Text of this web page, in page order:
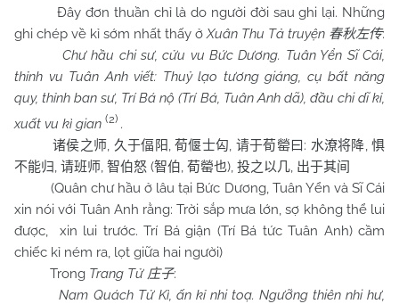
Đây đơn thuần chỉ là do người đời sau ghi lại. Những
ghi chép về kỉ sớm nhất thấy ởXuân Thu Tả truyện 春秋左传:
Chư hầu chi sư, cửu vu Bức Dương. Tuân Yển Sĩ Cái,
thỉnh vu Tuân Anh viết: Thuỷ lạo tương giáng, cụ bất năng
quy, thỉnh ban sư, Trí Bá nộ (Trí Bá, Tuân Anh dã), đầu chi dĩ kỉ,
xuất vu kì gian (2) .
诸侯之师, 久于偪阳,荀偃士匃, 请于荀罃曰 : 水潦将降,惧
不能归, 请班师, 智伯怒 (智伯, 荀罃也), 投之以几, 出于其间
(Quân chư hầu ở lâu tại Bức Dương, Tuân Yển và Sĩ Cái
xin nói với Tuân Anh rằng: Trời sắp mưa lớn, sợ không thể lui
được, xin lui trước. Trí Bá giận (Trí Bá tức Tuân Anh) cầm
chiếc kỉ ném ra, lọt giữa hai người)
Trong Trang Tử 庄子:
Nam Quách Tử Kì, ấn kỉ nhi toạ. Ngưỡng thiên nhi hư,